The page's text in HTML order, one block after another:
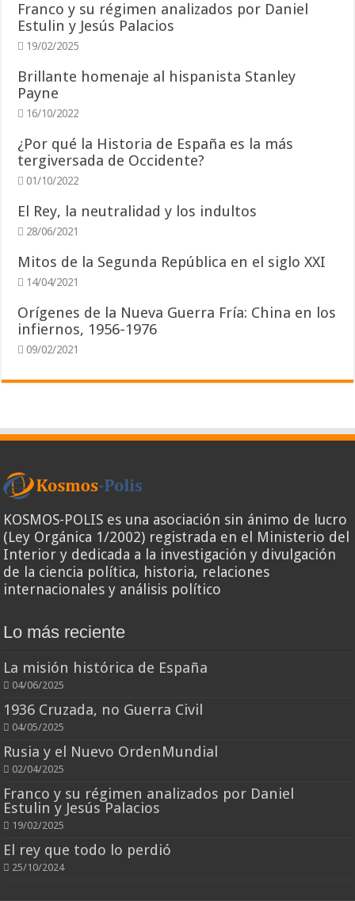
Franco y su régimen analizados por Daniel
Estulin y Jesús Palacios
19/02/2025
Brillante homenaje al hispanista Stanley
Payne
16/10/2022
¿Por qué la Historia de España es la más
tergiversada de Occidente?
01/10/2022
El Rey, la neutralidad y los indultos
28/06/2021
Mitos de la Segunda República en el siglo XXI
14/04/2021
Orígenes de la Nueva Guerra Fría: China en los
infiernos, 1956-1976
09/02/2021
KOSMOS-POLIS es una asociación sin ánimo de lucro
(Ley Orgánica 1/2002) registrada en el Ministerio del
Interior y dedicada a la investigación y divulgación
de la ciencia política, historia, relaciones
internacionales y análisis político
Lo más reciente
La misión histórica de España
04/06/2025
1936 Cruzada, no Guerra Civil
04/05/2025
Rusia y el Nuevo OrdenMundial
02/04/2025
Franco y su régimen analizados por Daniel
Estulin y Jesús Palacios
19/02/2025
El rey que todo lo perdió
25/10/2024